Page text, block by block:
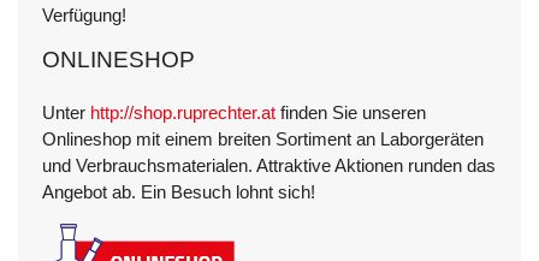
Verfügung!
ONLINESHOP
Unter http://shop.ruprechter.at finden Sie unseren
Onlineshop mit einem breiten Sortiment an Laborgeräten
und Verbrauchsmaterialen. Attraktive Aktionen runden das
Angebot ab. Ein Besuch lohnt sich!